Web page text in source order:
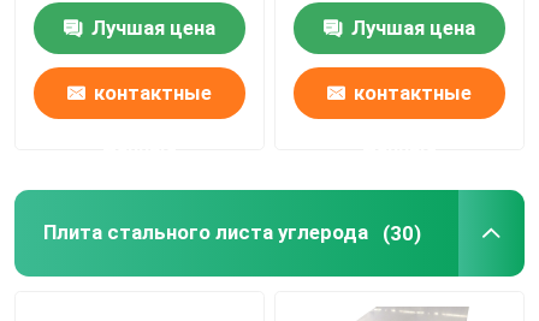
Свяжитесь мы
Плита листа нержавеющей стали
Лучшая цена
контактные
SS347H SS409L
25*3mmЛучшая цена
контактные
Плита стального листа углерода (30)